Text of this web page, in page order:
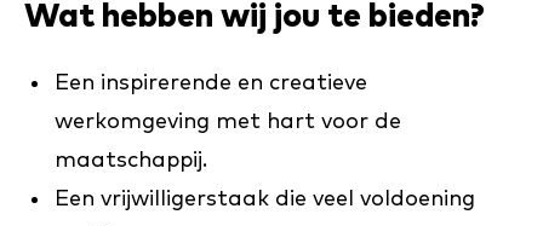
Wat hebben wij jou te bieden?
Een inspirerende en creatieve
werkomgeving met hart voor de
maatschappij.
Een vrijwilligerstaak die veel voldoening